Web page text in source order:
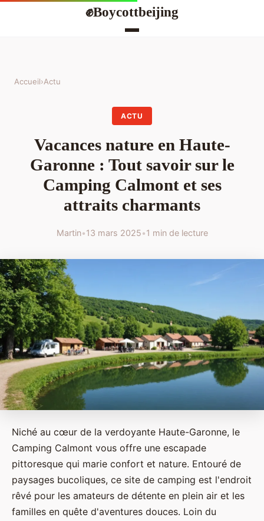
✊Boycottbeijing
Accueil›Actu
ACTU
Vacances nature en Haute-
Garonne : Tout savoir sur le
Camping Calmont et ses
attraits charmants
Martin•13 mars 2025•1 min de lecture
Niché au cœur de la verdoyante Haute-Garonne, le
Camping Calmont vous offre une escapade
pittoresque qui marie confort et nature. Entouré de
paysages bucoliques, ce site de camping est l'endroit
rêvé pour les amateurs de détente en plein air et les
familles en quête d'aventures douces. Loin du